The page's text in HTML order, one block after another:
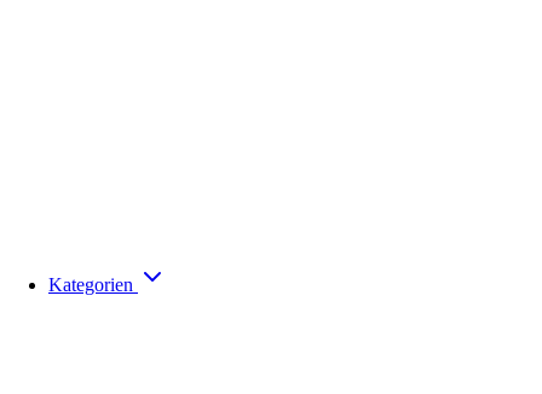
Kategorien